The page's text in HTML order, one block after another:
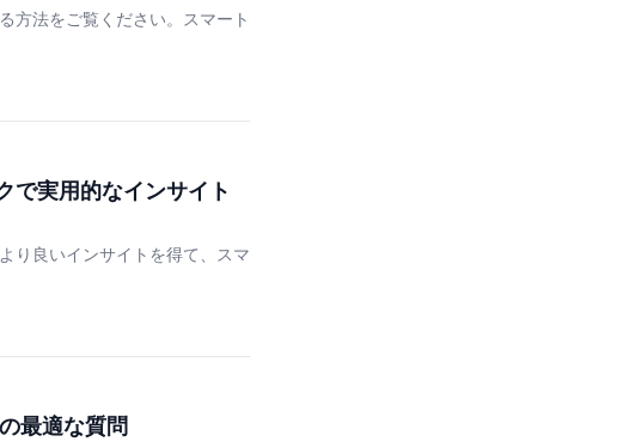
方法をご覧ください。スマート
で実用的なインサイト
り良いインサイトを得て、スマ
最適な質問